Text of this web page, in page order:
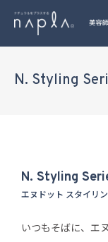
N. Styling
N. Styling
エヌドット スタイリ
いつもそばに、エ